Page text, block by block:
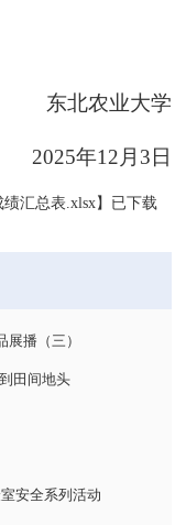
东北农业大学
2025年12月3日
汇总表.xlsx】已下载
播（三）
田间地头
安全系列活动